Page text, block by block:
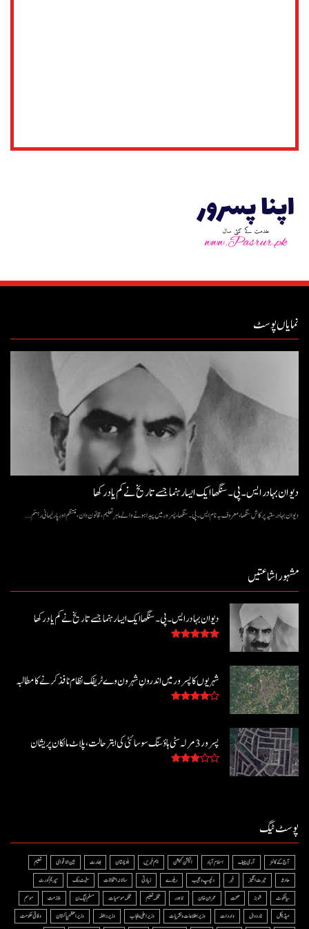
نمایاں پوسٹ
دیوان بہادر ایس۔ پی۔ سنگھا ایک ایسا رہنما جسے تاریخ نے کم یاد رکھا
دیوان بہادر ستیہ پرکاش سنگھا، معروف بہ نام ایس۔ پی۔ سنگھا، پسرور میں پیدا ہونے والے ماہرِ تعلیم، قانون دان، منتظم اور پارلیمانی رہنم...
مشہور اشاعتیں
دیوان بہادر ایس۔ پی۔ سنگھا ایک ایسا رہنما جسے تاریخ نے کم یاد رکھا
شہریوں کا پسرور میں اندرونِ شہر ون وے ٹریفک نظام نافذ کرنے کا مطالبہ
پسرور 3 مرلہ سٹی ہاؤسنگ سوسائٹی کی ابتر حالت، پلاٹ مالکان پریشان
پوسٹ ٹیگ
آج کے کالمز آرمی چیف اسلام آباد الیکشن کمیشن اہم خبریں بلوچستان بھارت بین الاقوامی
تعلیم
حادثہ
حیرت انگیز خبر دلچسپ و عجیب ریلوے زیادتی سالانہ امتحانات سٹیٹ بنک
سپریم کورٹ
سیالکوٹ
شوبز صحت عمران خان لاہور محکمہ تعلیم محکمہ موسمیات مسلم لیگ ن ملازمت
موسم
میڈیکل
نارووال واردات وزیر اطلاعات و نشریات وزیر اعلی پنجاب وزیر داخلہ وزیراعظم پاکستان وفاقی حکومت